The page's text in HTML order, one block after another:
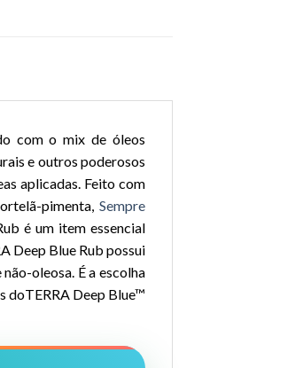
com o mix de óleos
e outros poderosos
aplicadas. Feito com
pimenta, Sempre
é um item essencial
Deep Blue Rub possui
oleosa. É a escolha
doTERRA Deep Blue™